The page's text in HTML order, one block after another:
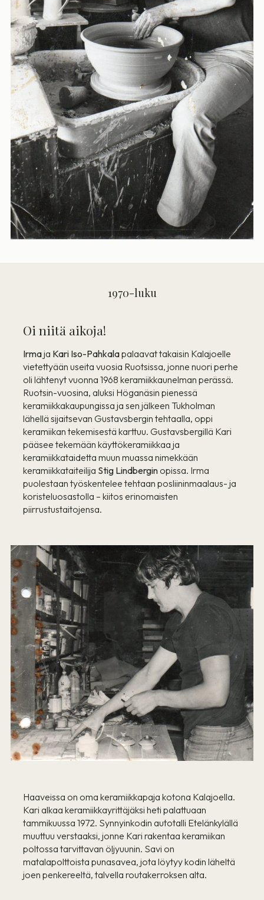
1970-luku
Oi niitä aikoja!
Irmaja Kari Iso-Pahkalapalaavat takaisin Kalajoelle
vietettyään useita vuosia Ruotsissa, jonne nuori perhe
oli lähtenyt vuonna 1968 keramiikkaunelman perässä.
Ruotsin-vuosina, aluksi Höganäsin pienessä
keramiikkakaupungissa ja sen jälkeen Tukholman
lähellä sijaitsevan Gustavsbergin tehtaalla, oppi
keramiikan tekemisestä karttuu. Gustavsbergillä Kari
pääsee tekemään käyttökeramiikkaa ja
keramiikkataidetta muun muassa nimekkään
keramiikkataiteilija Stig Lindberginopissa. Irma
puolestaan työskentelee tehtaan posliininmaalaus- ja
koristeluosastolla – kiitos erinomaisten
piirrustustaitojensa.
Haaveissa on oma keramiikkapaja kotona Kalajoella.
Kari alkaa keramiikkayrittäjäksi heti palattuaan
tammikuussa 1972. Synnyinkodin autotalli Etelänkylällä
muuttuu verstaaksi, jonne Kari rakentaa keramiikan
poltossa tarvittavan öljyuunin. Savi on
matalapolttoista punasavea, jota löytyy kodin läheltä
joen penkereeltä, talvella routakerroksen alta.